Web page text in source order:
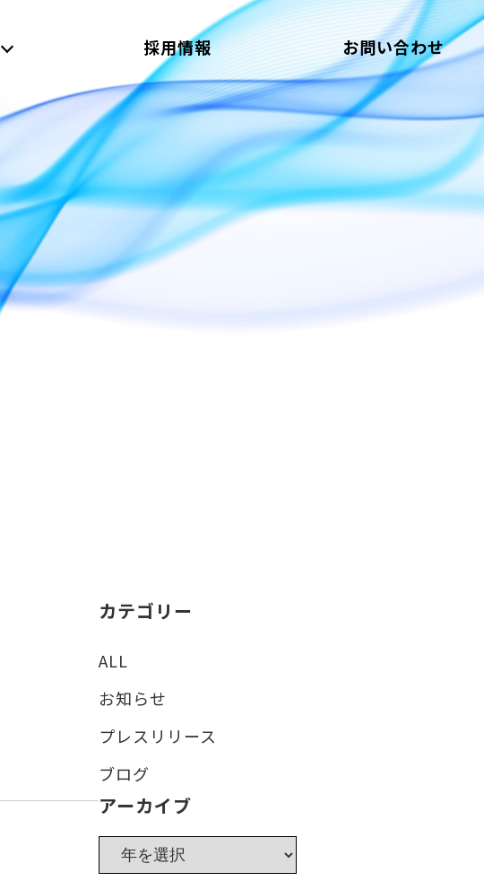
採用情報 お問い合わせ
カテゴリー
ALL
お知らせ
プレスリリース
ブログ
アーカイブ